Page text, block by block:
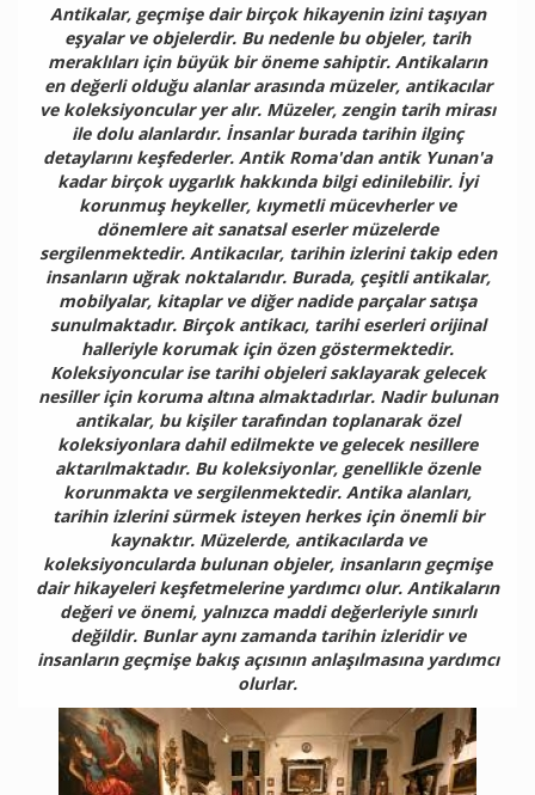
Antikalar, geçmişe dair birçok hikayenin izini taşıyan
eşyalar ve objelerdir. Bu nedenle bu objeler, tarih
meraklıları için büyük bir öneme sahiptir. Antikaların
en değerli olduğu alanlar arasında müzeler, antikacılar
ve koleksiyoncular yer alır. Müzeler, zengin tarih mirası
ile dolu alanlardır. İnsanlar burada tarihin ilginç
detaylarını keşfederler. Antik Roma'dan antik Yunan'a
kadar birçok uygarlık hakkında bilgi edinilebilir. İyi
korunmuş heykeller, kıymetli mücevherler ve
dönemlere ait sanatsal eserler müzelerde
sergilenmektedir. Antikacılar, tarihin izlerini takip eden
insanların uğrak noktalarıdır. Burada, çeşitli antikalar,
mobilyalar, kitaplar ve diğer nadide parçalar satışa
sunulmaktadır. Birçok antikacı, tarihi eserleri orijinal
halleriyle korumak için özen göstermektedir.
Koleksiyoncular ise tarihi objeleri saklayarak gelecek
nesiller için koruma altına almaktadırlar. Nadir bulunan
antikalar, bu kişiler tarafından toplanarak özel
koleksiyonlara dahil edilmekte ve gelecek nesillere
aktarılmaktadır. Bu koleksiyonlar, genellikle özenle
korunmakta ve sergilenmektedir. Antika alanları,
tarihin izlerini sürmek isteyen herkes için önemli bir
kaynaktır. Müzelerde, antikacılarda ve
koleksiyoncularda bulunan objeler, insanların geçmişe
dair hikayeleri keşfetmelerine yardımcı olur. Antikaların
değeri ve önemi, yalnızca maddi değerleriyle sınırlı
değildir. Bunlar aynı zamanda tarihin izleridir ve
insanların geçmişe bakış açısının anlaşılmasına yardımcı
olurlar.